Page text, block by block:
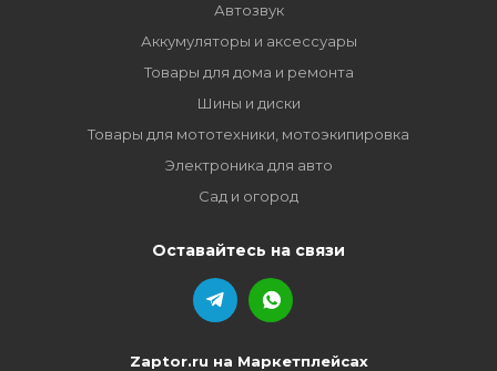
Автозвук
Аккумуляторы и аксессуары
Товары для дома и ремонта
Шины и диски
Товары для мототехники, мотоэкипировка
Электроника для авто
Сад и огород
Оставайтесь на связи
Zaptor.ru на Маркетплейсах